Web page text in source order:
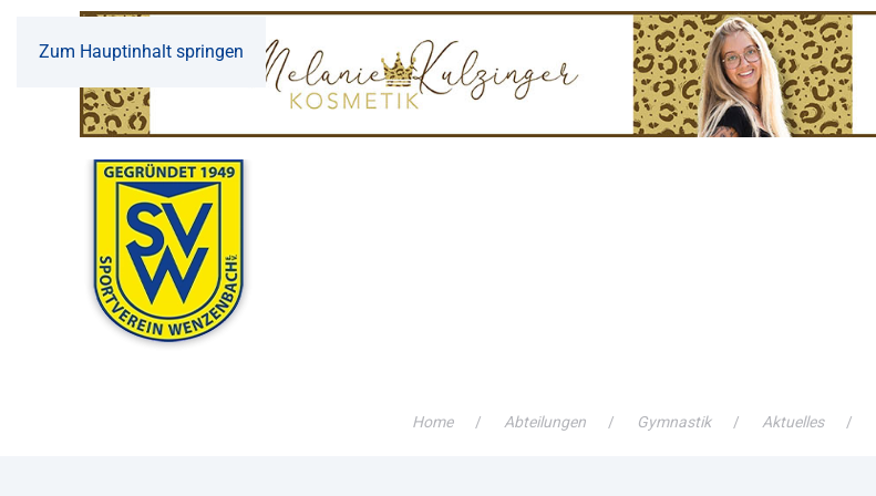
Zum Hauptinhalt springen
Home Abteilungen Gymnastik Aktuelles